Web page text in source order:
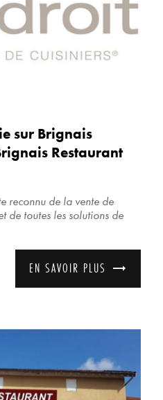
sur Brignais
Restaurant
reconnu de la vente de
de toutes les solutions de
EN SAVOIR PLUS